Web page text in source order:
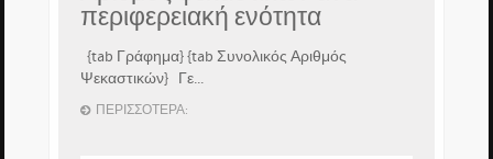
περιφερειακή ενότητα
{tab Γράφημα} {tab Συνολικός Αριθμός
Ψεκαστικών} Γε...
ΠΕΡΙΣΣΌΤΕΡΑ: